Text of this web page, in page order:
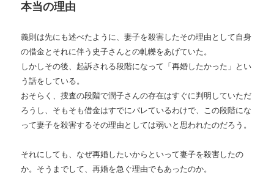
本当の理由
義則は先にも述べたように、妻子を殺害したその理由として自身
の借金とそれに伴う史子さんとの軋轢をあげていた。
しかしその後、起訴される段階になって「再婚したかった」とい
う話をしている。
おそらく、捜査の段階で潤子さんの存在はすぐに判明していただ
ろうし、そもそも借金はすでにバレているわけで、この段階にな
って妻子を殺害するその理由としては弱いと思われたのだろう。
それにしても、なぜ再婚したいからといって妻子を殺害したの
か。そうまでして、再婚を急ぐ理由でもあったのか。